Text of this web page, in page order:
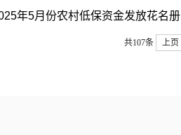
年5月份农村低保资金发放花名册
共107条 上页